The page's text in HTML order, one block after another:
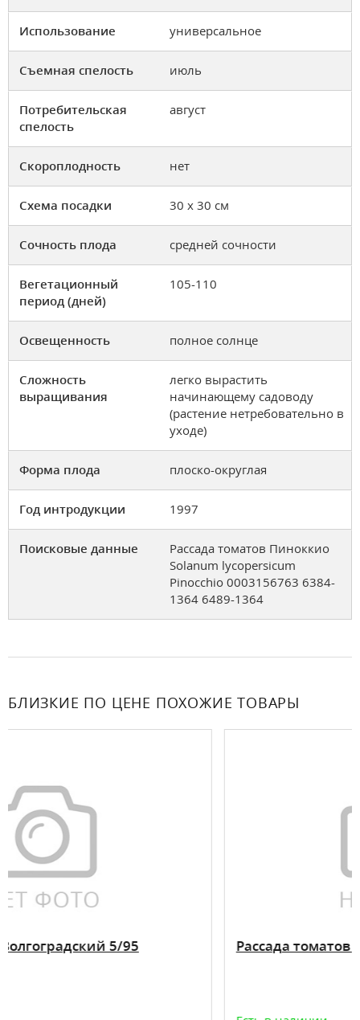
Использование универсальное
Съемная спелость июль
Потребительская
спелость
август
Скороплодность нет
Схема посадки 30 х 30 см
Сочность плода средней сочности
Вегетационный
период (дней)
105-110
Освещенность полное солнце
Сложность
выращивания
легко вырастить
начинающему садоводу
(растение нетребовательно в
уходе)
Форма плода плоско-округлая
Год интродукции 1997
Поисковые данные
Рассада томатов Пиноккио
Solanum lycopersicum
Pinocchio 0003156763 6384-
1364 6489-1364
БЛИЗКИЕ ПО ЦЕНЕ ПОХОЖИЕ ТОВАРЫ
Рассада томатов Де Барао Черный